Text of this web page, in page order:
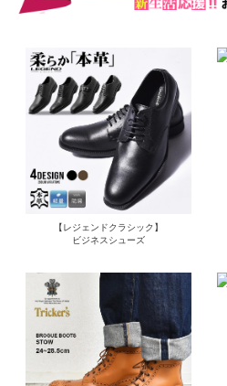
【レジェンドクラシック】
ビジネスシューズ